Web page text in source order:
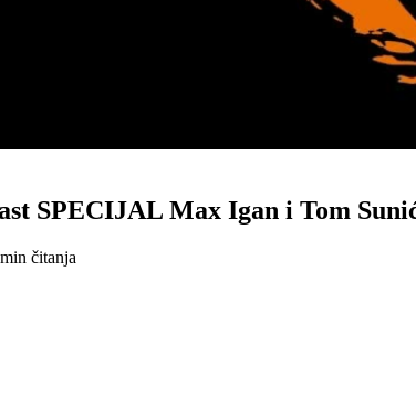
SPECIJAL Max Igan i Tom
min čitanja